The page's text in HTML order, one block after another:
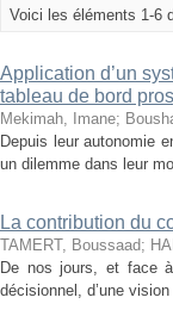
Voici les éléments 1-6
Application d’un
tableau de bord
Mekimah, Imane;
Depuis leur autonomie
un dilemme dans leur
La contribution du
TAMERT, Boussaad;
De nos jours, et face
décisionnel, d’une